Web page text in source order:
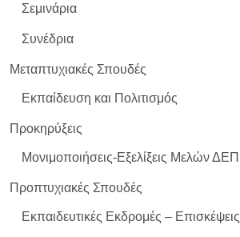
Σεμινάρια
Συνέδρια
Μεταπτυχιακές Σπουδές
Εκπαίδευση και Πολιτισμός
Προκηρύξεις
Μονιμοποιήσεις-Εξελίξεις Μελών ΔΕΠ
Προπτυχιακές Σπουδές
Εκπαιδευτικές Εκδρομές –